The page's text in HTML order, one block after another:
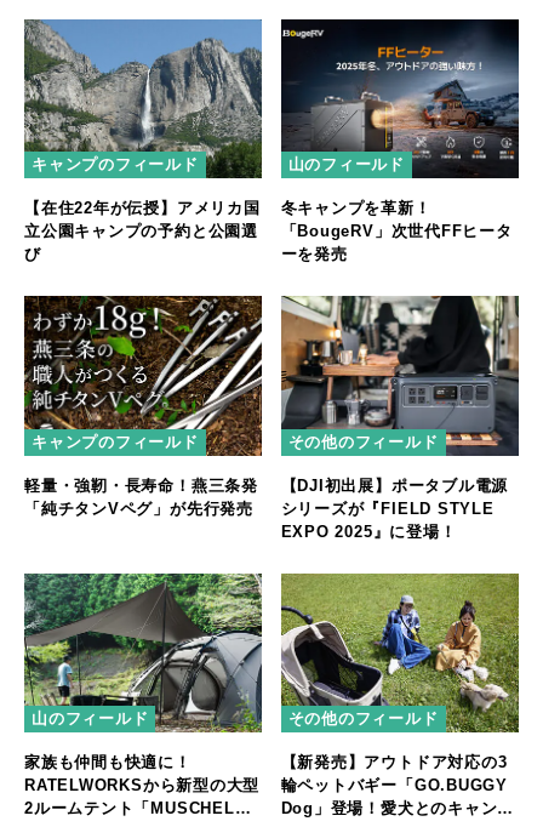
キャンプのフィールド
【在住22年が伝授】アメリカ国
立公園キャンプの予約と公園選
び
山のフィールド
冬キャンプを革新！
「BougeRV」次世代FFヒータ
ーを発売
キャンプのフィールド
軽量・強靭・長寿命！燕三条発
「純チタンVペグ」が先行発売
その他のフィールド
【DJI初出展】ポータブル電源
シリーズが『FIELD STYLE
EXPO 2025』に登場！
山のフィールド
家族も仲間も快適に！
RATELWORKSから新型の大型
2ルームテント「MUSCHEL」
その他のフィールド
【新発売】アウトドア対応の3
輪ペットバギー「GO.BUGGY
Dog」登場！愛犬とのキャンプ